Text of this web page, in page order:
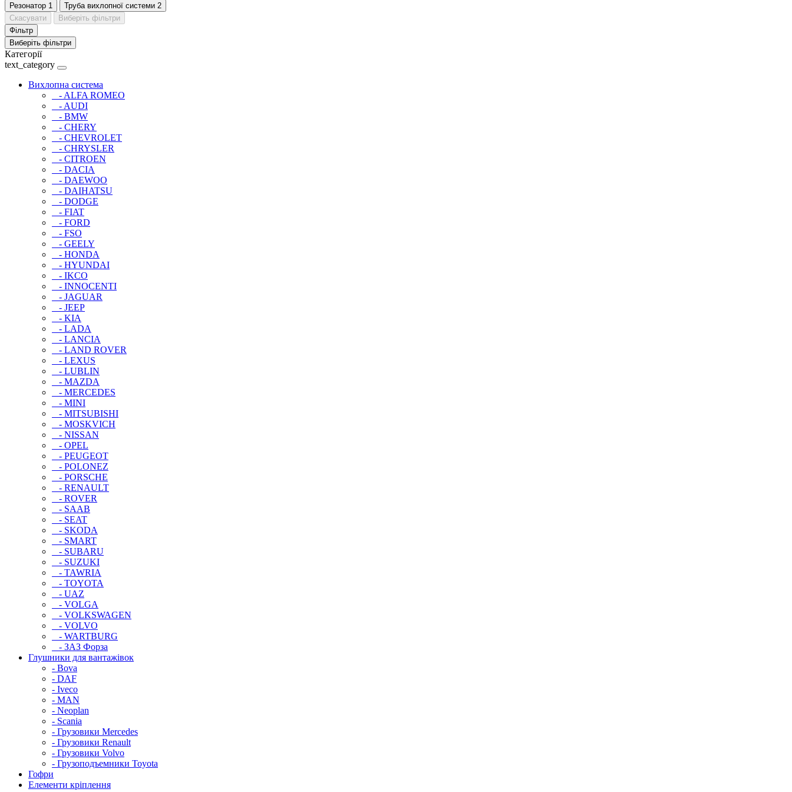
Резонатор 1 Труба вихлопної системи 2
Скасувати
Виберіть фільтри
Фільтр
Виберіть фільтри
Категорії
text_category
Вихлопна система
- ALFA ROMEO
- AUDI
- BMW
- CHERY
- CHEVROLET
- CHRYSLER
- CITROEN
- DACIA
- DAEWOO
- DAIHATSU
- DODGE
- FIAT
- FORD
- FSO
- GEELY
- HONDA
- HYUNDAI
- IKCO
- INNOCENTI
- JAGUAR
- JEEP
- KIA
- LADA
- LANCIA
- LAND ROVER
- LEXUS
- LUBLIN
- MAZDA
- MERCEDES
- MINI
- MITSUBISHI
- MOSKVICH
- NISSAN
- OPEL
- PEUGEOT
- POLONEZ
- PORSCHE
- RENAULT
- ROVER
- SAAB
- SEAT
- SKODA
- SMART
- SUBARU
- SUZUKI
- TAWRIA
- TOYOTA
- UAZ
- VOLGA
- VOLKSWAGEN
- VOLVO
- WARTBURG
- ЗАЗ Форза
Глушники для вантажівок
- Bova
- DAF
- Iveco
- MAN
- Neoplan
- Scania
- Грузовики Mercedes
- Грузовики Renault
- Грузовики Volvo
- Грузоподъемники Toyota
Гофри
Елементи кріплення